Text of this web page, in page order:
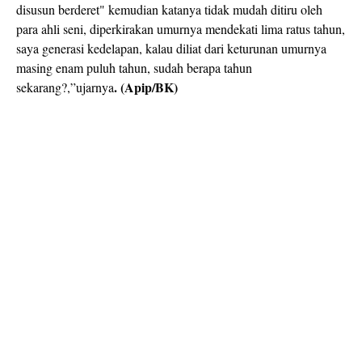
disusun berderet" kemudian katanya tidak mudah ditiru oleh
para ahli seni, diperkirakan umurnya mendekati lima ratus tahun,
saya generasi kedelapan, kalau diliat dari keturunan umurnya
masing enam puluh tahun, sudah berapa tahun
sekarang?,”ujarnya. (Apip/BK)